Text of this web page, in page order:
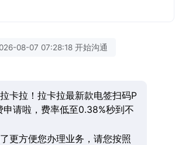
08-07 07:28:18 开始沟通
卡拉！拉卡拉最新款电签扫码P
申请啦，费率低至0.38%秒到不
更方便您办理业务，请您按照